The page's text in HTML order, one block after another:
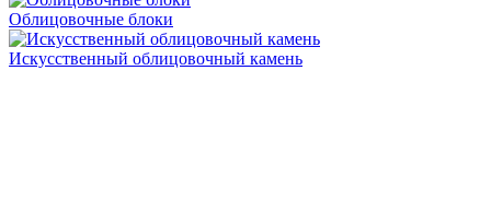
Облицовочные блоки
Искусственный облицовочный камень